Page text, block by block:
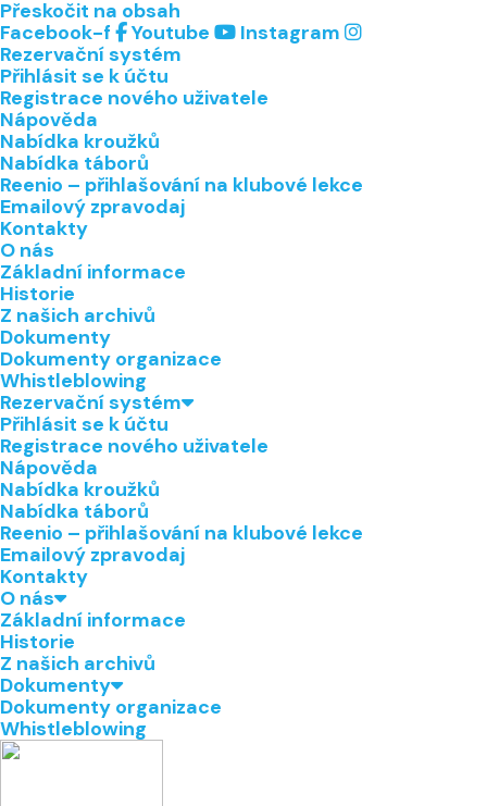
Přeskočit na obsah
Facebook-f
Youtube
Instagram
Rezervační systém
Přihlásit se k účtu
Registrace nového uživatele
Nápověda
Nabídka kroužků
Nabídka táborů
Reenio – přihlašování na klubové lekce
Emailový zpravodaj
Kontakty
O nás
Základní informace
Historie
Z našich archivů
Dokumenty
Dokumenty organizace
Whistleblowing
Rezervační systém
Přihlásit se k účtu
Registrace nového uživatele
Nápověda
Nabídka kroužků
Nabídka táborů
Reenio – přihlašování na klubové lekce
Emailový zpravodaj
Kontakty
O nás
Základní informace
Historie
Z našich archivů
Dokumenty
Dokumenty organizace
Whistleblowing